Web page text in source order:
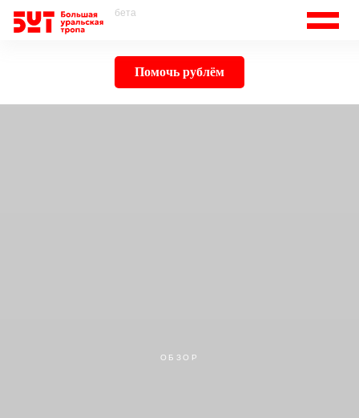
бета
Помочь рублём
ОБЗОР